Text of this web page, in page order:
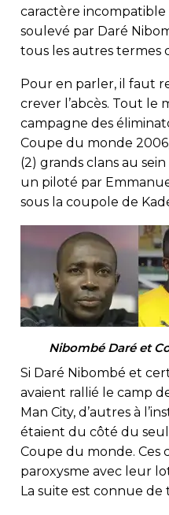
caractère incompatible
soulevé par Daré
tous les autres termes
Pour en parler, il faut
crever l’abcès. Tout le
campagne des
Coupe du monde
(2) grands clans au
un piloté par
sous la coupole de
Nibombé Daré et
Si Daré Nibombé et
avaient rallié le camp
Man City, d’autres à
étaient du côté du
Coupe du monde.
paroxysme avec leur
La suite est connue de